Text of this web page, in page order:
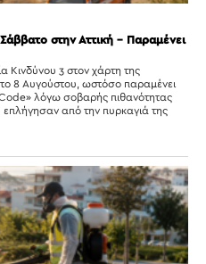
στην Αττική – Παραμένει
Κινδύνου 3 στον χάρτη της
8 Αυγούστου, ωστόσο παραμένει
λόγω σοβαρής πιθανότητας
από την πυρκαγιά της